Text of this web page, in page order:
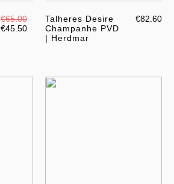
€65.00
€45.50
Talheres Desire
Champanhe PVD
| Herdmar
€82.60